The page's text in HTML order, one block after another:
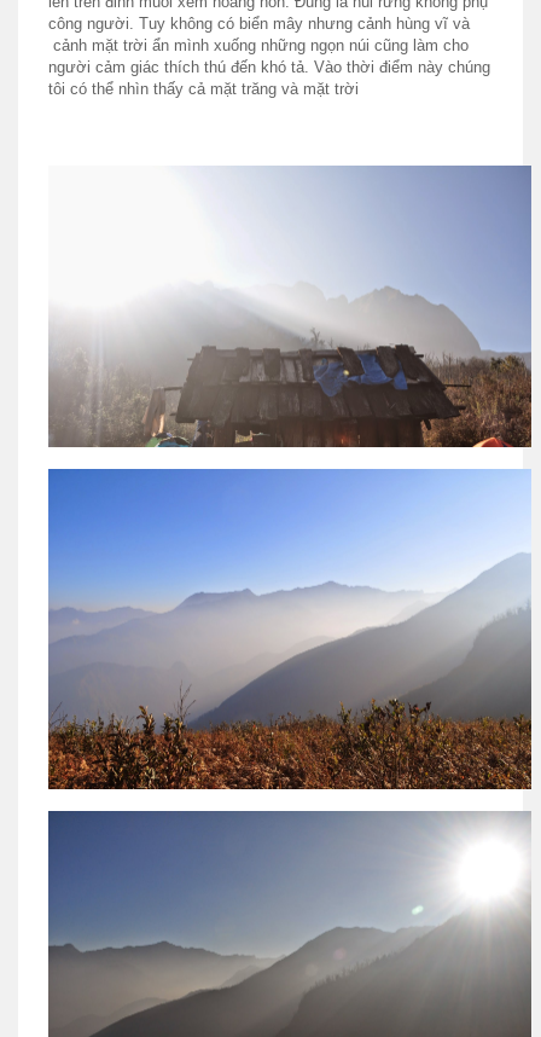
công người. Tuy không có biển mây nhưng cảnh hùng vĩ và
cảnh mặt trời ẩn mình xuống những ngọn núi cũng làm cho
người cảm giác thích thú đến khó tả. Vào thời điểm này chúng
tôi có thể nhìn thấy cả mặt trăng và mặt trời